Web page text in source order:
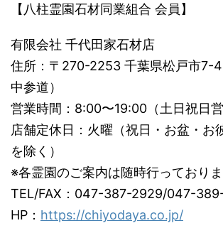
【八柱霊園石材同業組合 会員】
有限会社 千代田家石材店
住所：〒270-2253 千葉県松戸市7-
中参道）
営業時間：8:00〜19:00（土日祝日営
店舗定休日：火曜（祝日・お盆・お
を除く）
※各霊園のご案内は随時行っておりま
TEL/FAX：047-387-2929/047-
HP： https://chiyodaya.co.jp/